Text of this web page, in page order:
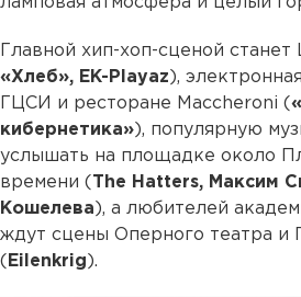
Главной хип-хоп-сценой
«Хлеб», EK-Playaz ),
ГЦСИ и ресторане Maccheroni (
кибернетика» ), популярную
услышать на площадке около
времени ( The Hatters, Максим
Кошелева ), а любителей
ждут сцены Оперного театра и
( Eilenkrig ).